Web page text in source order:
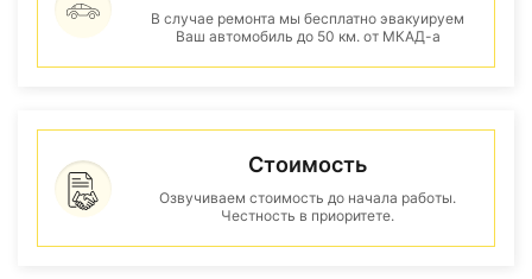
В случае ремонта мы бесплатно эвакуируем
Ваш автомобиль до 50 км. от МКАД-а
Стоимость
Озвучиваем стоимость до начала работы.
Честность в приоритете.